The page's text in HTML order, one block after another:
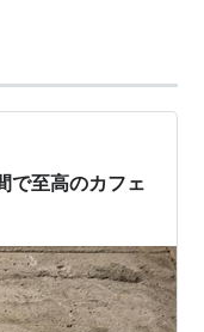
で至高のカフェ